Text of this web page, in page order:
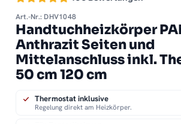
Art.-Nr.: DHV1048
Handtuchheizkörper
Anthrazit Seiten und
Mittelanschluss inkl.
50 cm 120 cm
Thermostat inklusive
Regelung direkt am Heizkörper.